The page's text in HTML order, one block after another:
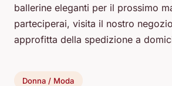
ballerine eleganti per il prossimo
parteciperai, visita il nostro
approfitta della spedizione a
Donna / Moda